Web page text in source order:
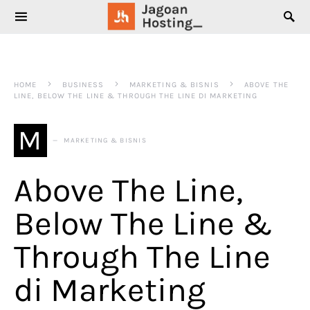
SEARCH FOR:
HOME BUSINESS MARKETING & BISNIS
ABOVE THE
LINE, BELOW THE LINE & THROUGH THE LINE DI MARKETING
M MARKETING & BISNIS
Above The Line,
Below The Line &
Through The Line
di Marketing